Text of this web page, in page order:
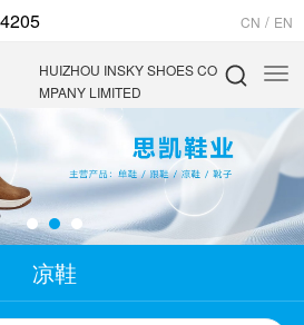
CN / EN
HUIZHOU INSKY SHOES CO
MPANY LIMITED
凉鞋